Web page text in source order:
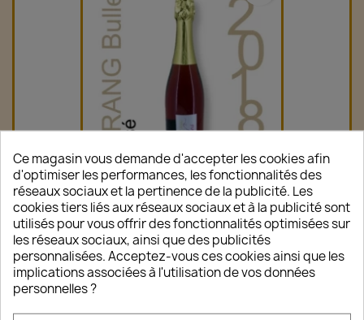
LORANG Bulles Rosé 2018 75cl
7,80 €
OFFRE COUP DE CŒUR!
Ce magasin vous demande d'accepter les cookies afin
d'optimiser les performances, les fonctionnalités des
réseaux sociaux et la pertinence de la publicité. Les
cookies tiers liés aux réseaux sociaux et à la publicité sont
utilisés pour vous offrir des fonctionnalités optimisées sur
les réseaux sociaux, ainsi que des publicités
personnalisées. Acceptez-vous ces cookies ainsi que les
implications associées à l'utilisation de vos données
personnelles ?